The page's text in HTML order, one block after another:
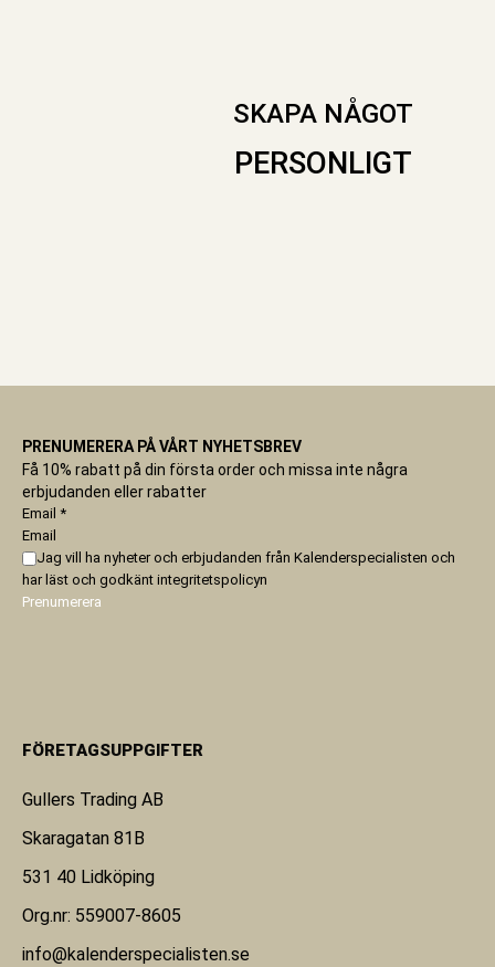
SKAPA NÅGOT
PERSONLIGT
PRENUMERERA PÅ VÅRT NYHETSBREV
Få 10% rabatt på din första order och missa inte några
erbjudanden eller rabatter
Email *
Email
Jag vill ha nyheter och erbjudanden från Kalenderspecialisten och
har läst och godkänt integritetspolicyn
Prenumerera
FÖRETAGSUPPGIFTER
Gullers Trading AB
Skaragatan 81B
531 40 Lidköping
Org.nr: 559007-8605
info@kalenderspecialisten.se